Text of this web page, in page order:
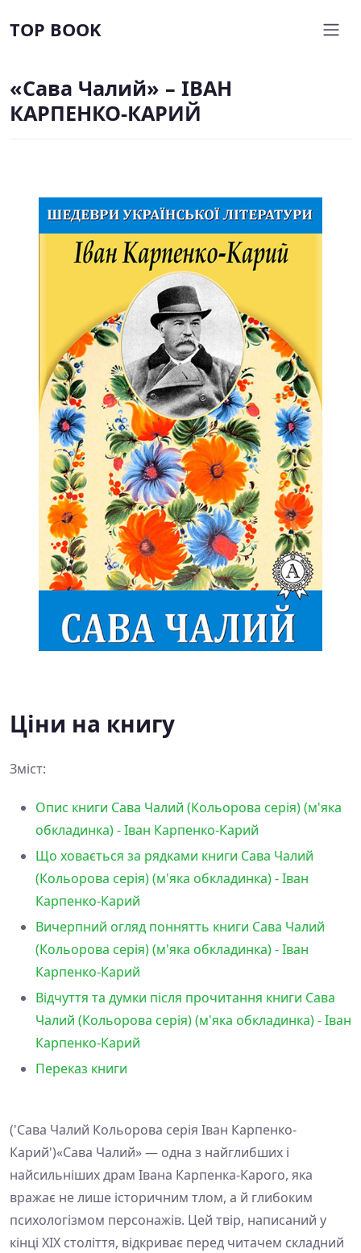
TOP BOOK
«Сава Чалий» – ІВАН
КАРПЕНКО-КАРИЙ
Ціни на книгу
Зміст:
Опис книги Сава Чалий (Кольорова серія) (м'яка
обкладинка) - Іван Карпенко-Карий
Що ховається за рядками книги Сава Чалий
(Кольорова серія) (м'яка обкладинка) - Іван
Карпенко-Карий
Вичерпний огляд поннятть книги Сава Чалий
(Кольорова серія) (м'яка обкладинка) - Іван
Карпенко-Карий
Відчуття та думки після прочитання книги Сава
Чалий (Кольорова серія) (м'яка обкладинка) - Іван
Карпенко-Карий
Переказ книги
('Сава Чалий Кольорова серія Іван Карпенко-
Карий')«Сава Чалий» — одна з найглибших і
найсильніших драм Івана Карпенка-Карого, яка
вражає не лише історичним тлом, а й глибоким
психологізмом персонажів. Цей твір, написаний у
кінці XIX століття, відкриває перед читачем складний